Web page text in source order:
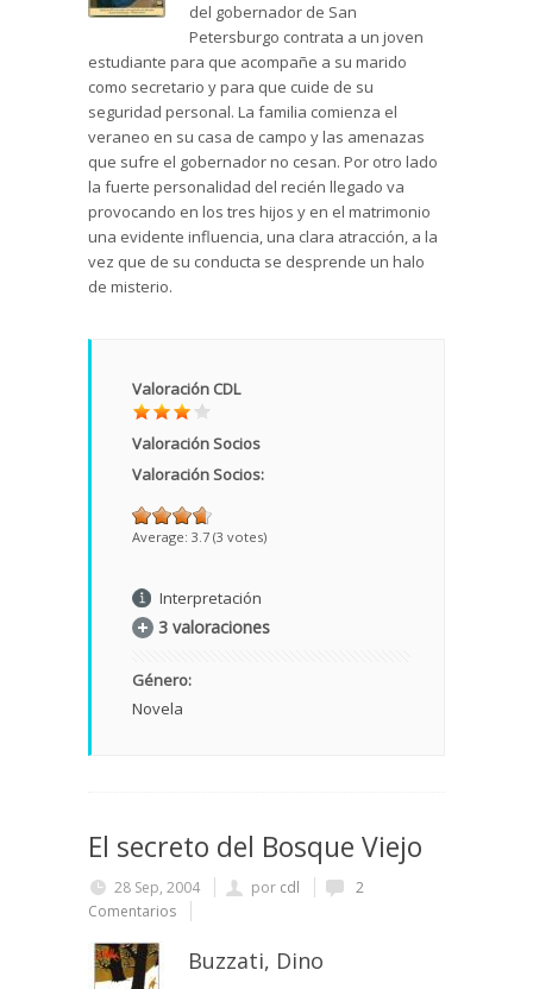
del gobernador de San
Petersburgo contrata a un joven
estudiante para que acompañe a su marido
como secretario y para que cuide de su
seguridad personal. La familia comienza el
veraneo en su casa de campo y las amenazas
que sufre el gobernador no cesan. Por otro lado
la fuerte personalidad del recién llegado va
provocando en los tres hijos y en el matrimonio
una evidente influencia, una clara atracción, a la
vez que de su conducta se desprende un halo
de misterio.
Valoración CDL
Valoración Socios
Valoración Socios:
Average: 3.7 (3 votes)
Interpretación
3 valoraciones
Género:
Novela
El secreto del Bosque Viejo
28 Sep, 2004 por cdl
2
Comentarios
Buzzati, Dino